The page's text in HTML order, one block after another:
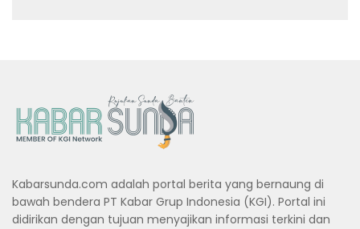
Kabarsunda.com adalah portal berita yang bernaung di
bawah bendera PT Kabar Grup Indonesia (KGI). Portal ini
didirikan dengan tujuan menyajikan informasi terkini dan